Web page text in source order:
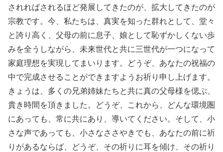
されればされるほど発展してきたのが、拡大してきたのが
宗教です。今、私たちは、真実を知った群れとして、堂々
と誇り高く、父母の前に息子、娘として恥ずかしくない歩
みを全うしながら、未来世代と共に三世代が一つになって
家庭理想を実現してまいります。どうぞ、あなたの祝福の
中で完成させることができますようお祈り申し上げます。
きょうは、多くの兄弟姉妹たちと共に真の父母様を偲ぶ、
貴き時間を頂きました。どうぞ、これから、どんな環境圏
にあっても、常に共にあり、導いてください。そして、小
さな声であっても、小さなささやきでも、あなたの前に祈
りがあるならば、どうぞ、その祈りに耳を傾け、その祈り